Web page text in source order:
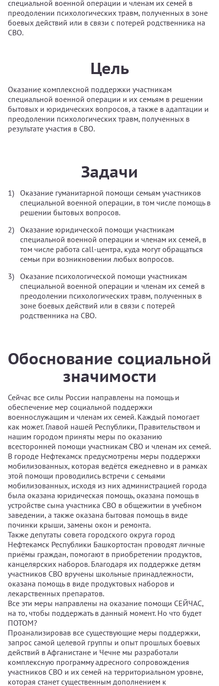
специальной военной операции и членам их семей в
преодолении психологических травм, полученных в зоне
боевых действий или в связи с потерей родственника на
СВО.
Цель
Оказание комплексной поддержки участникам
специальной военной операции и их семьям в решении
бытовых и юридических вопросов, а также в адаптации и
преодолении психологических травм, полученных в
результате участия в СВО.
Задачи
Оказание гуманитарной помощи семьям участников
специальной военной операции, в том числе помощь в
решении бытовых вопросов.
Оказание юридической помощи участникам
специальной военной операции и членам их семей, в
том числе работа call-центра, куда могут обращаться
семьи при возникновении любых вопросов.
Оказание психологической помощи участникам
специальной военной операции и членам их семей в
преодолении психологических травм, полученных в
зоне боевых действий или в связи с потерей
родственника на СВО.
Обоснование социальной
значимости
Сейчас все силы России направлены на помощь и
обеспечение мер социальной поддержки
военнослужащим и членам их семей. Каждый помогает
как может. Главой нашей Республики, Правительством и
нашим городом приняты меры по оказанию
всесторонней помощи участникам СВО и членам их семей.
В городе Нефтекамск предусмотрены меры поддержки
мобилизованных, которая ведётся ежедневно и в рамках
этой помощи проводились встречи с семьями
мобилизованных, исходя из них администрацией города
была оказана юридическая помощь, оказана помощь в
устройстве сына участника СВО в общежитии в учебном
заведении, а также оказана бытовая помощь в виде
починки крыши, замены окон и ремонта.
Также депутаты совета городского округа город
Нефтекамск Республики Башкортостан проводят личные
приёмы граждан, помогают в приобретении продуктов,
канцелярских наборов. Благодаря их поддержке детям
участников СВО вручены школьные принадлежности,
оказана помощь в виде продуктовых наборов и
лекарственных препаратов.
Все эти меры направлены на оказание помощи СЕЙЧАС,
на то, чтобы поддержать в данный момент. Но что будет
ПОТОМ?
Проанализировав все существующие меры поддержки,
запрос самой целевой группы и опыт прошлых боевых
действий в Афганистане и Чечне мы разработали
комплексную программу адресного сопровождения
участников СВО и их семей на территориальном уровне,
которая станет существенным дополнением к